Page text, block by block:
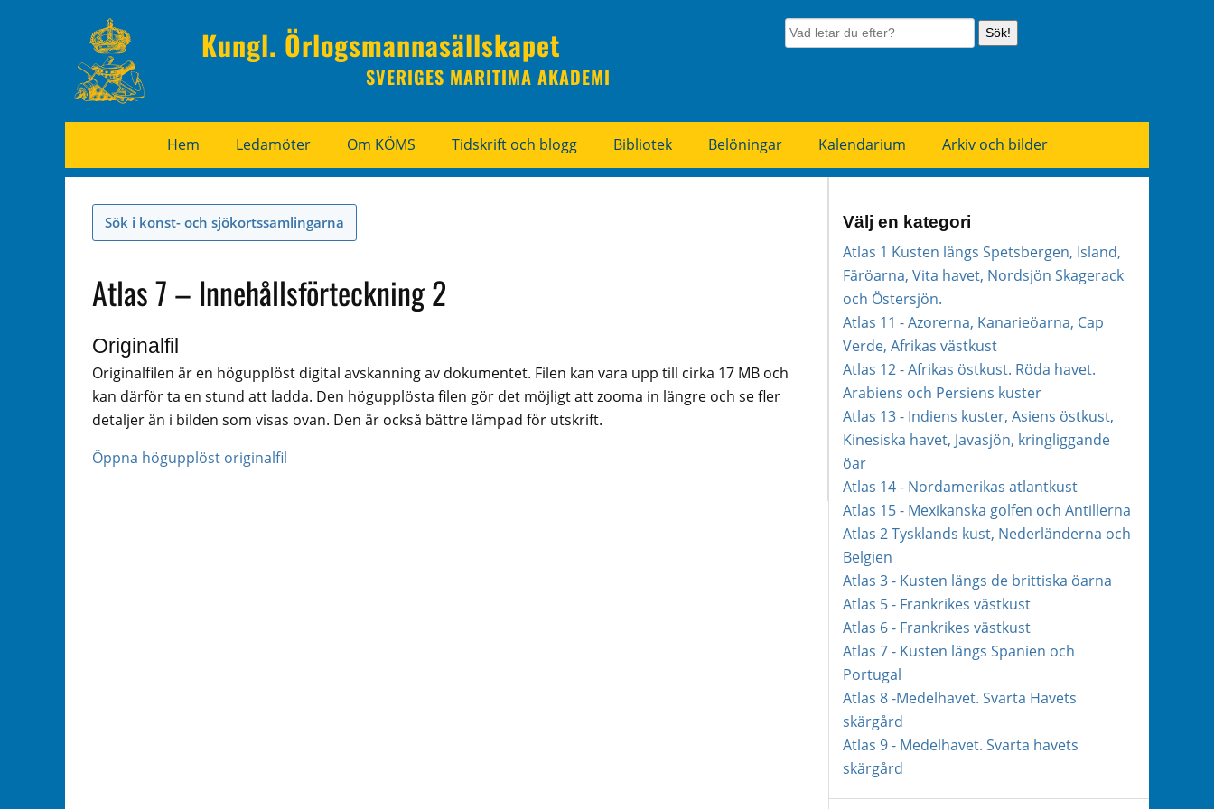
Kungl. Örlogsmannasällskapet
SVERIGES MARITIMA AKADEMI
Sök!
Hem Ledamöter Om KÖMS Tidskrift och blogg Bibliotek Belöningar Kalendarium Arkiv och bilder
Sök i konst- och sjökortssamlingarna
Atlas 7 – Innehållsförteckning 2
Originalfil
Originalfilen är en högupplöst digital avskanning av dokumentet. Filen kan vara upp till cirka 17 MB och
kan därför ta en stund att ladda. Den högupplösta filen gör det möjligt att zooma in längre och se fler
detaljer än i bilden som visas ovan. Den är också bättre lämpad för utskrift.
Öppna högupplöst originalfil
Välj en kategori
Atlas 1 Kusten längs Spetsbergen, Island,
Färöarna, Vita havet, Nordsjön Skagerack
och Östersjön.
Atlas 11 - Azorerna, Kanarieöarna, Cap
Verde, Afrikas västkust
Atlas 12 - Afrikas östkust. Röda havet.
Arabiens och Persiens kuster
Atlas 13 - Indiens kuster, Asiens östkust,
Kinesiska havet, Javasjön, kringliggande
öar
Atlas 14 - Nordamerikas atlantkust
Atlas 15 - Mexikanska golfen och Antillerna
Atlas 2 Tysklands kust, Nederländerna och
Belgien
Atlas 3 - Kusten längs de brittiska öarna
Atlas 5 - Frankrikes västkust
Atlas 6 - Frankrikes västkust
Atlas 7 - Kusten längs Spanien och
Portugal
Atlas 8 -Medelhavet. Svarta Havets
skärgård
Atlas 9 - Medelhavet. Svarta havets
skärgård